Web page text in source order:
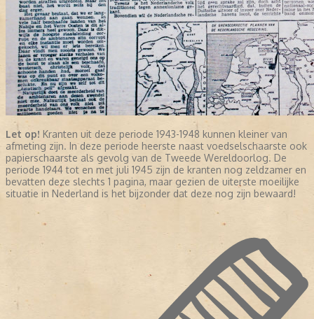
Let op! Kranten uit deze periode 1943-1948 kunnen kleiner van
afmeting zijn. In deze periode heerste naast voedselschaarste ook
papierschaarste als gevolg van de Tweede Wereldoorlog. De
periode 1944 tot en met juli 1945 zijn de kranten nog zeldzamer en
bevatten deze slechts 1 pagina, maar gezien de uiterste moeilijke
situatie in Nederland is het bijzonder dat deze nog zijn bewaard!